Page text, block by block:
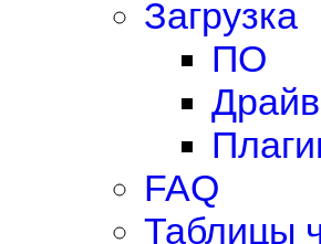
Загрузка
ПО
FAQ
Таблицы